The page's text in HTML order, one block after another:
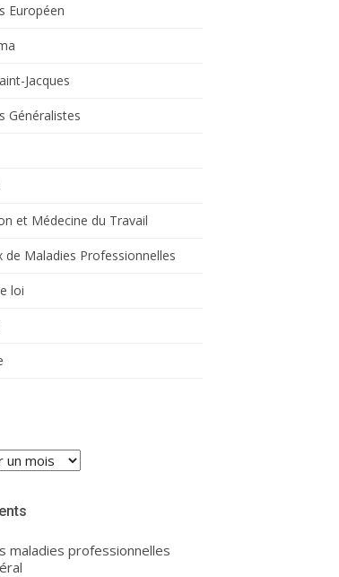
Européen
Jacques
Généralistes
et Médecine du Travail
de Maladies Professionnelles
loi
maladies professionnelles